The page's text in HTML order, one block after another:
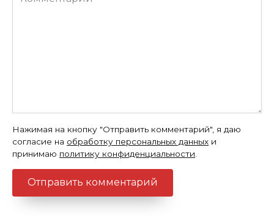
Нажимая на кнопку "Отправить комментарий", я даю
согласие на обработку персональных данных и
принимаю политику конфиденциальности